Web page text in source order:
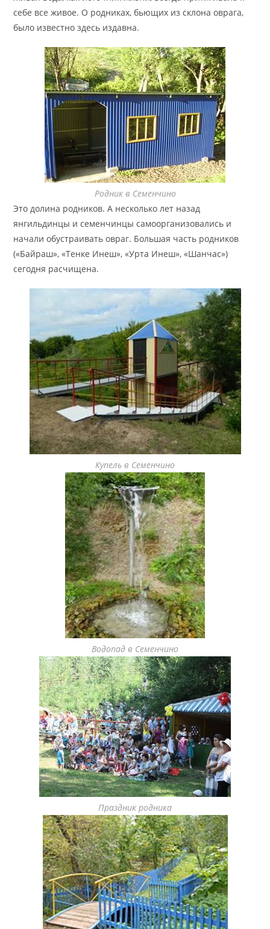
себе все живое. О родниках, бьющих из склона оврага,
было известно здесь издавна.
Родник в Семенчино
Это долина родников. А несколько лет назад
янгильдинцы и семенчинцы самоорганизовались и
начали обустраивать овраг. Большая часть родников
(«Байраш», «Тенке Инеш», «Урта Инеш», «Шанчас»)
сегодня расчищена.
Купель в Семенчино
Водопад в Семенчино
Праздник родника